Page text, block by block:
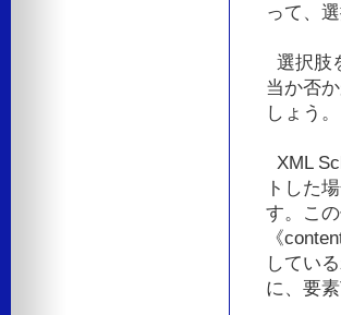
って、
選択肢
当か否
しょう。
XML
トした
す。こ
《
してい
に、要